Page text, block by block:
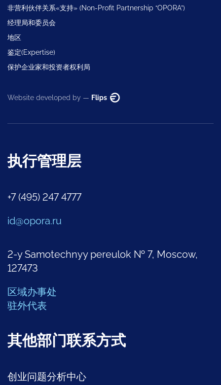
非营利伙伴关系«支持» (Non-Profit Partnership “OPORA”)
经理局和委员会
地区
鉴定(Expertise)
保护企业家和投资者权利局
Website developed by — Flips
执行管理层
+7 (495) 247 4777
id@opora.ru
2-y Samotechnyy pereulok № 7, Moscow,
127473
区域办事处
驻外代表
其他部门联系方式
创业问题分析中心